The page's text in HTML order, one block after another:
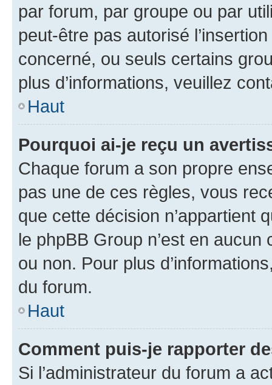
par forum, par groupe ou par
peut-être pas autorisé
concerné, ou seuls certains
plus d’informations, veuillez
Haut
Pourquoi ai-je reçu un
Chaque forum a son propre
pas une de ces règles, vous
que cette décision n’appartient
le phpBB Group n’est en
ou non. Pour plus
du forum.
Haut
Comment puis-je rapporter
Si l’administrateur du forum a